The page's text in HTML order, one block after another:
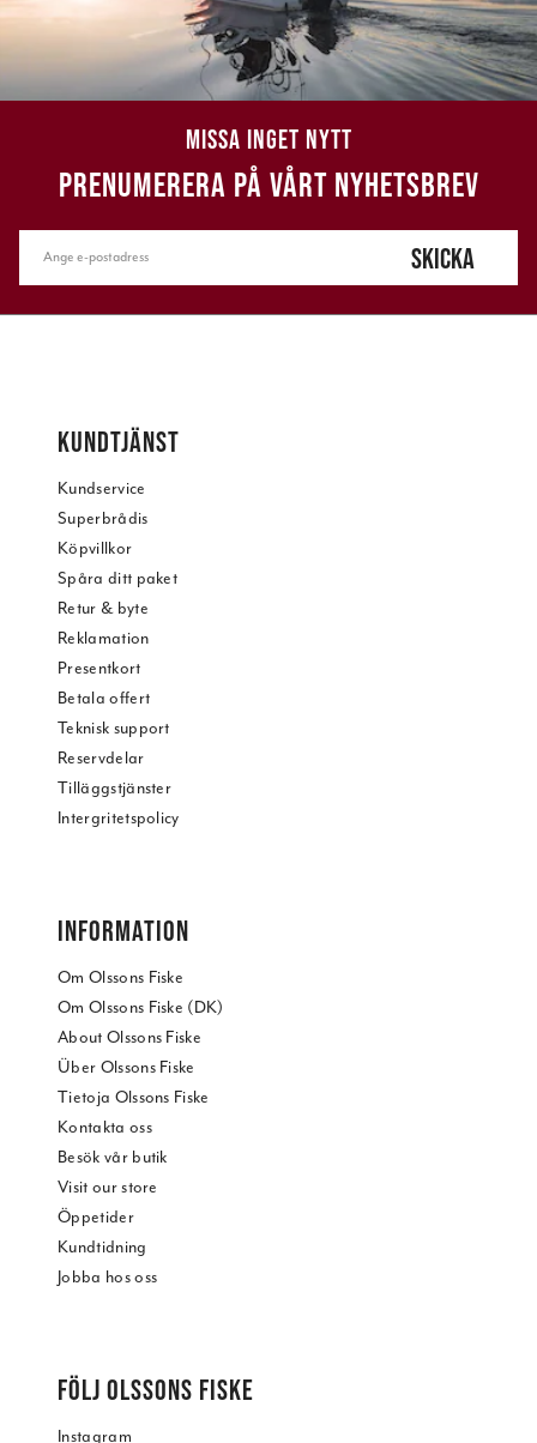
MISSA INGET NYTT
PRENUMERERA PÅ VÅRT NYHETSBREV
SKICKA
KUNDTJÄNST
Kundservice
Superbrådis
Köpvillkor
Spåra ditt paket
Retur & byte
Reklamation
Presentkort
Betala offert
Teknisk support
Reservdelar
Tilläggstjänster
Intergritetspolicy
INFORMATION
Om Olssons Fiske
Om Olssons Fiske (DK)
About Olssons Fiske
Über Olssons Fiske
Tietoja Olssons Fiske
Kontakta oss
Besök vår butik
Visit our store
Öppetider
Kundtidning
Jobba hos oss
FÖLJ OLSSONS FISKE
Instagram